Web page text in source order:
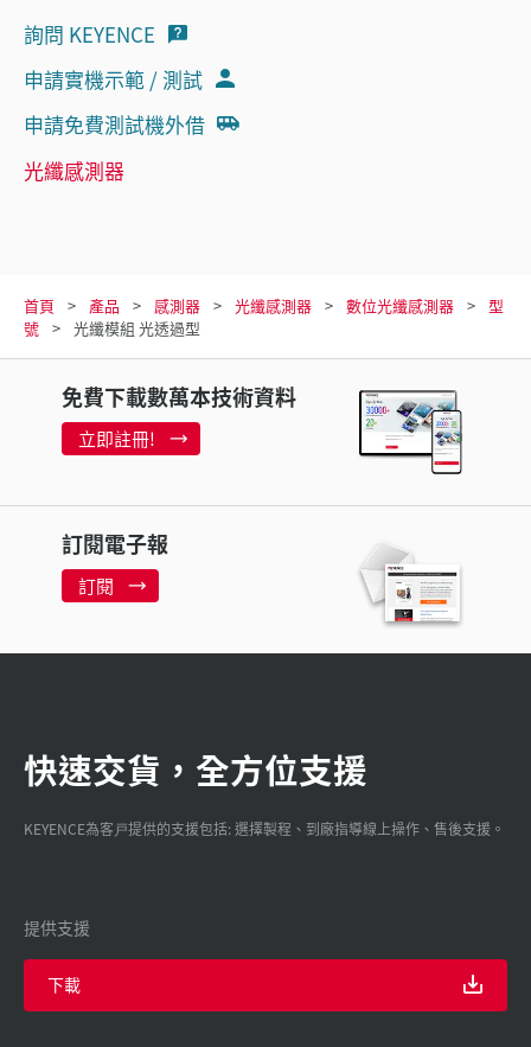
詢問 KEYENCE
申請實機示範 / 測試
申請免費測試機外借
光纖感測器
首頁 產品 感測器 光纖感測器 數位光纖感測器
型
號
光纖模組 光透過型
免費下載數萬本技術資料
立即註冊!
訂閱電子報
訂閱
快速交貨，全方位支援
KEYENCE為客戸提供的支援包括: 選擇製程、到廠指導線上操作、售後支援。
提供支援
下載